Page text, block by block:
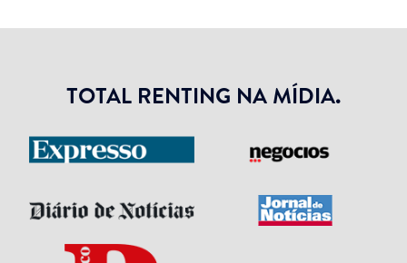
TOTAL RENTING NA MÍDIA.